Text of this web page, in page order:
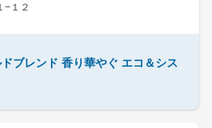
−１２
ブレンド 香り華やぐ エコ＆シス